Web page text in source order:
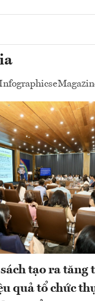
tạo ra tăng
quả tổ chức